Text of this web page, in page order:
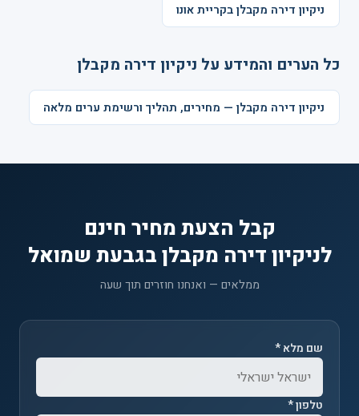
ניקיון דירה מקבלן בקריית אונו
כל הערים והמידע על ניקיון דירה מקבלן
ניקיון דירה מקבלן — מחירים, תהליך ורשימת ערים מלאה
קבל הצעת מחיר חינם
לניקיון דירה מקבלן בגבעת שמואל
ממלאים — ואנחנו חוזרים תוך שעה
שם מלא *
טלפון *